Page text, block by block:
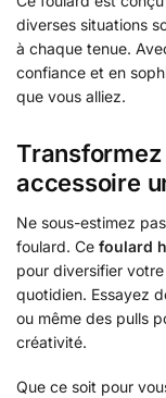
diverses situations
à chaque tenue.
confiance et en
que vous alliez.
accessoire
Ne sous-estimez
foulard. Ce foulard
pour diversifier
quotidien. Essayez
ou même des pulls
créativité.
Que ce soit pour